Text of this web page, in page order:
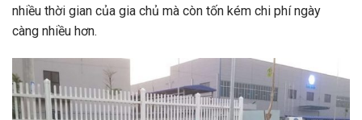
nhiều thời gian của gia chủ mà còn tốn kém chi phí ngày
càng nhiều hơn.